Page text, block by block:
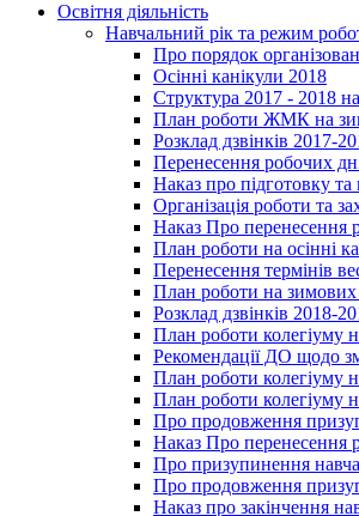
Освітня діяльність
Навчальний рік та режим
Про порядок
Осінні канікули 2018
Структура 2017 - 2018
План роботи ЖМК на
Розклад дзвінків 2017-
Перенесення робочих
Наказ про підготовку
Організація роботи та
Наказ Про перенесення
План роботи на осінні
Перенесення термінів
План роботи на зимових
Розклад дзвінків 2018-
План роботи колегіуму
Рекомендації ДО щодо
План роботи колегіуму
План роботи колегіуму
Про продовження
Наказ Про перенесення
Про призупинення
Про продовження
Наказ про закінчення